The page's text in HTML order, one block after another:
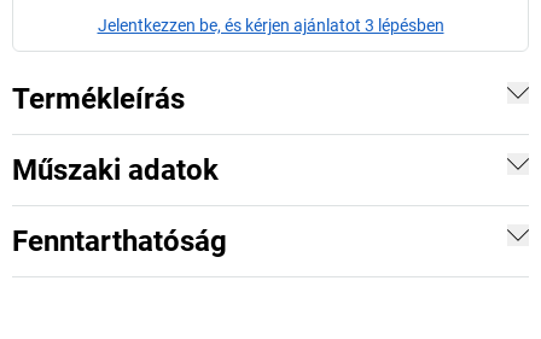
Jelentkezzen be, és kérjen ajánlatot 3 lépésben
Termékleírás
Műszaki adatok
Fenntarthatóság